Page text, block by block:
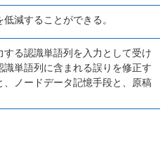
減することができる。
る認識単語列を入力として受け
単語列に含まれる誤りを修正す
ノードデータ記憶手段と、原稿